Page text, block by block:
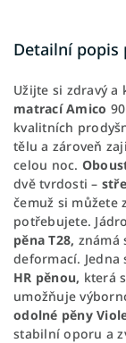
Detailní popis
Užijte si zdravý
matrací Amico
kvalitních
tělu a zároveň
celou noc.
dvě tvrdosti –
čemuž si můžete
potřebujete.
pěna T28, známá
deformací.
HR pěnou, která
umožňuje
odolné pěny
stabilní oporu a